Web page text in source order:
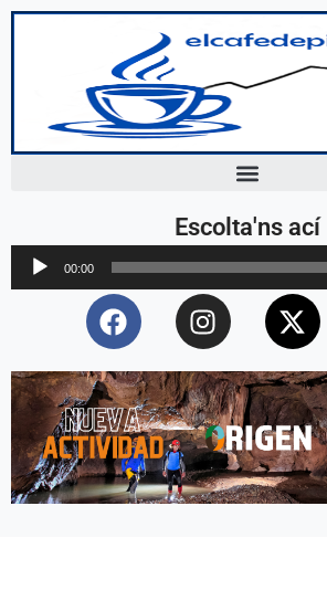
Escolta'ns ací
Reproductor
d'àudio
00:00